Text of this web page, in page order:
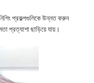
প্রকল্পগুলিকে উন্নত করুন
প্রত্যাশা ছাড়িয়ে যায়।